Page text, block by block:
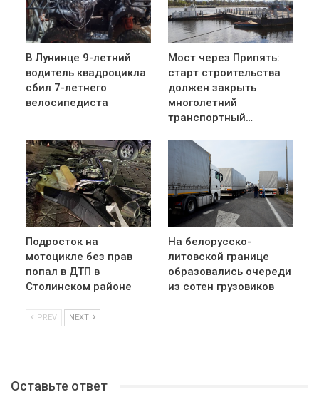
В Лунинце 9-летний
водитель квадроцикла
сбил 7-летнего
велосипедиста
Мост через Припять:
старт строительства
должен закрыть
многолетний
транспортный…
Подросток на
мотоцикле без прав
попал в ДТП в
Столинском районе
На белорусско-
литовской границе
образовались очереди
из сотен грузовиков
PREV NEXT
Оставьте ответ